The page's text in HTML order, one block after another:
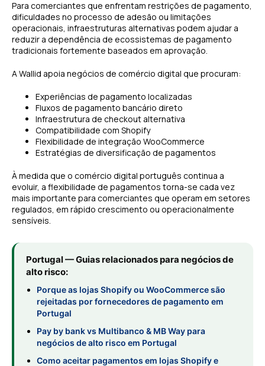
Para comerciantes que enfrentam restrições de pagamento,
dificuldades no processo de adesão ou limitações
operacionais, infraestruturas alternativas podem ajudar a
reduzir a dependência de ecossistemas de pagamento
tradicionais fortemente baseados em aprovação.
A Wallid apoia negócios de comércio digital que procuram:
Experiências de pagamento localizadas
Fluxos de pagamento bancário direto
Infraestrutura de checkout alternativa
Compatibilidade com Shopify
Flexibilidade de integração WooCommerce
Estratégias de diversificação de pagamentos
À medida que o comércio digital português continua a
evoluir, a flexibilidade de pagamentos torna-se cada vez
mais importante para comerciantes que operam em setores
regulados, em rápido crescimento ou operacionalmente
sensíveis.
Portugal — Guias relacionados para negócios de
alto risco:
Porque as lojas Shopify ou WooCommerce são
rejeitadas por fornecedores de pagamento em
Portugal
Pay by bank vs Multibanco & MB Way para
negócios de alto risco em Portugal
Como aceitar pagamentos em lojas Shopify e